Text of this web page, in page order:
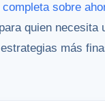
sobre
quien necesita
más